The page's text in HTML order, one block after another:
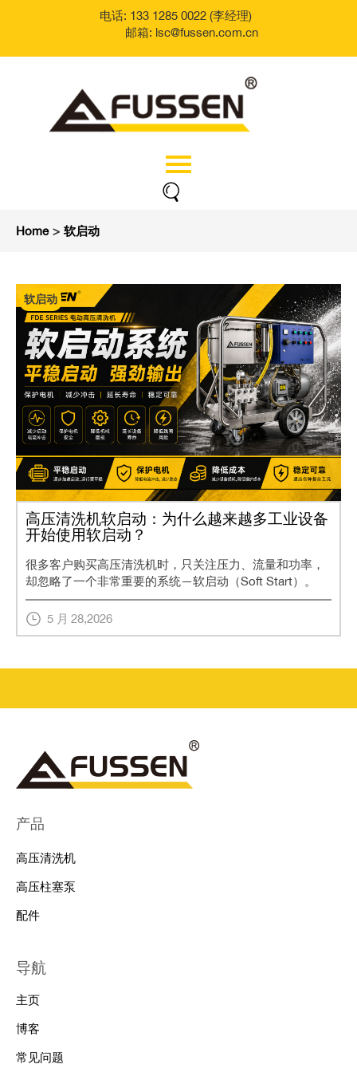
电话: 133 1285 0022 (李经理)
邮箱: lsc@fussen.com.cn
Home > 软启动
软启动
高压清洗机软启动：为什么越来越多工业设备
开始使用软启动？
很多客户购买高压清洗机时，只关注压力、流量和功率，
却忽略了一个非常重要的系统—软启动（Soft Start）。
5 月 28,2026
产品
高压清洗机
高压柱塞泵
配件
导航
主页
博客
常见问题